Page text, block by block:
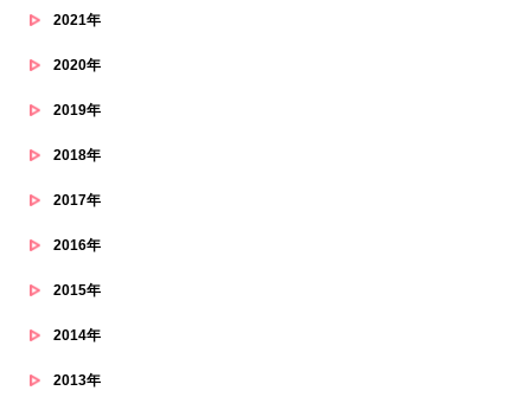
2021年
2020年
2019年
2018年
2017年
2016年
2015年
2014年
2013年